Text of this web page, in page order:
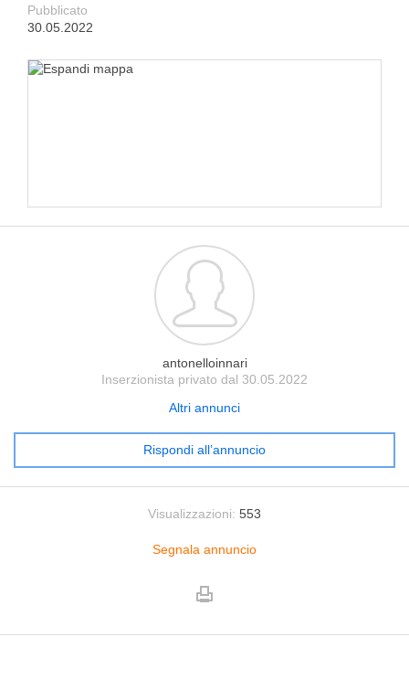
Pubblicato
30.05.2022
antonelloinnari
Inserzionista privato dal 30.05.2022
Altri annunci
Rispondi all’annuncio
Visualizzazioni: 553
Segnala annuncio